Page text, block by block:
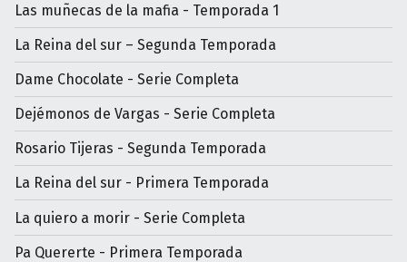
Las muñecas de la mafia - Temporada 1
La Reina del sur – Segunda Temporada
Dame Chocolate - Serie Completa
Dejémonos de Vargas - Serie Completa
Rosario Tijeras - Segunda Temporada
La Reina del sur - Primera Temporada
La quiero a morir - Serie Completa
Pa Quererte - Primera Temporada